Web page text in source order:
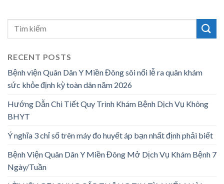
RECENT POSTS
Bệnh viện Quân Dân Y Miền Đông sôi nổi lễ ra quân khám
sức khỏe định kỳ toàn dân năm 2026
Hướng Dẫn Chi Tiết Quy Trình Khám Bệnh Dịch Vụ Không
BHYT
Ý nghĩa 3 chỉ số trên máy đo huyết áp bạn nhất định phải biết
Bệnh Viện Quân Dân Y Miền Đông Mở Dịch Vụ Khám Bệnh 7
Ngày/Tuần